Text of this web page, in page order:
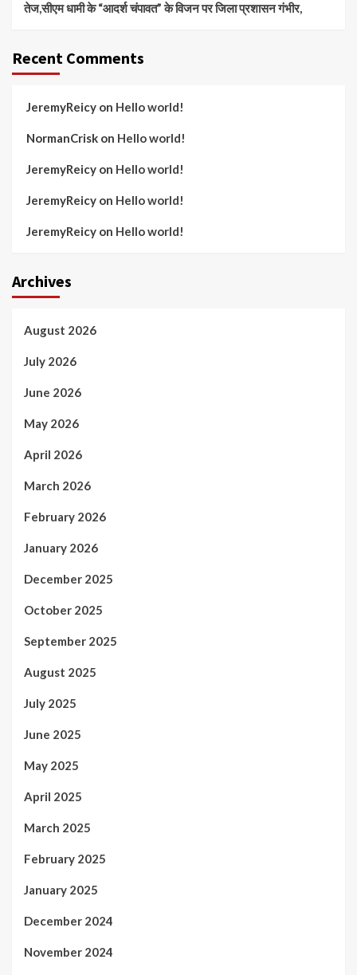
तेज,सीएम धामी के “आदर्श चंपावत” के विजन पर जिला प्रशासन गंभीर,
Recent Comments
JeremyReicy on Hello world!
NormanCrisk on Hello world!
JeremyReicy on Hello world!
JeremyReicy on Hello world!
JeremyReicy on Hello world!
Archives
August 2026
July 2026
June 2026
May 2026
April 2026
March 2026
February 2026
January 2026
December 2025
October 2025
September 2025
August 2025
July 2025
June 2025
May 2025
April 2025
March 2025
February 2025
January 2025
December 2024
November 2024